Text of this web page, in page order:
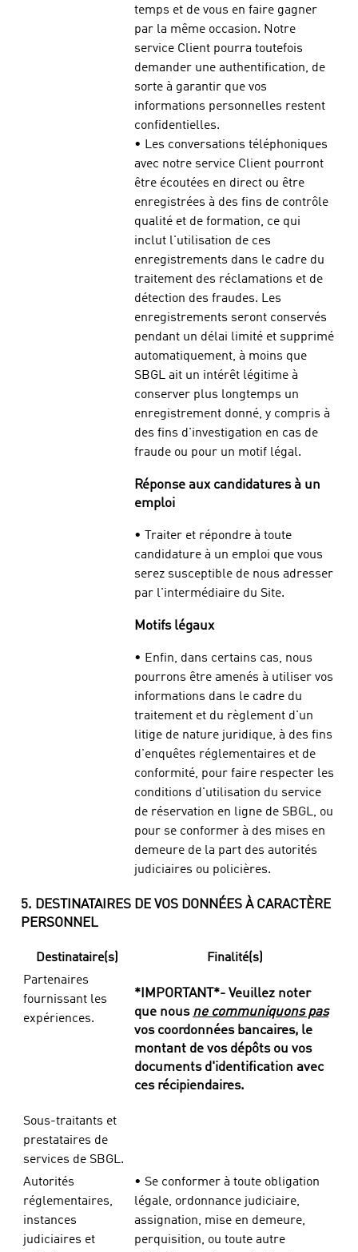
temps et de vous en faire gagner
par la même occasion. Notre
service Client pourra toutefois
demander une authentification, de
sorte à garantir que vos
informations personnelles restent
confidentielles.
• Les conversations téléphoniques
avec notre service Client pourront
être écoutées en direct ou être
enregistrées à des fins de contrôle
qualité et de formation, ce qui
inclut l'utilisation de ces
enregistrements dans le cadre du
traitement des réclamations et de
détection des fraudes. Les
enregistrements seront conservés
pendant un délai limité et supprimé
automatiquement, à moins que
SBGL ait un intérêt légitime à
conserver plus longtemps un
enregistrement donné, y compris à
des fins d'investigation en cas de
fraude ou pour un motif légal.
Réponse aux candidatures à un
emploi
• Traiter et répondre à toute
candidature à un emploi que vous
serez susceptible de nous adresser
par l'intermédiaire du Site.
Motifs légaux
• Enfin, dans certains cas, nous
pourrons être amenés à utiliser vos
informations dans le cadre du
traitement et du règlement d'un
litige de nature juridique, à des fins
d'enquêtes réglementaires et de
conformité, pour faire respecter les
conditions d'utilisation du service
de réservation en ligne de SBGL, ou
pour se conformer à des mises en
demeure de la part des autorités
judiciaires ou policières.
5. DESTINATAIRES DE VOS DONNÉES À CARACTÈRE
PERSONNEL
Destinataire(s)
Finalité(s)
Partenaires
fournissant les
expériences.
*IMPORTANT*- Veuillez noter
que nous ne communiquons pas
vos coordonnées bancaires, le
montant de vos dépôts ou vos
documents d'identification avec
ces récipiendaires.
Sous-traitants et
prestataires de
services de SBGL.
Autorités
réglementaires,
instances
judiciaires et
• Se conformer à toute obligation
légale, ordonnance judiciaire,
assignation, mise en demeure,
perquisition, ou toute autre